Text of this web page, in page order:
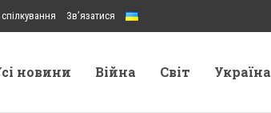
Зв’язатися
новини Війна Світ Україна